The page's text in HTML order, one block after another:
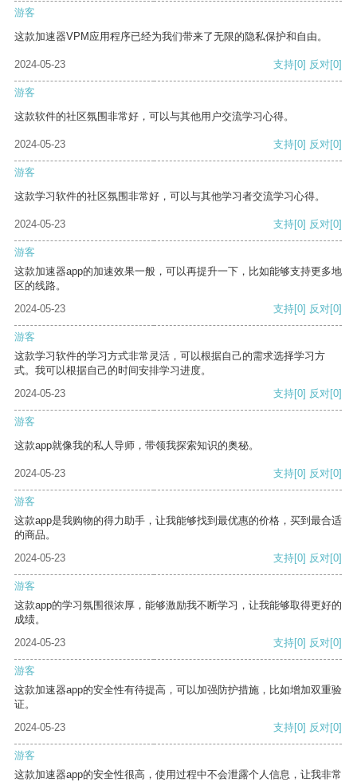
游客
这款加速器VPM应用程序已经为我们带来了无限的隐私保护和自由。
2024-05-23 支持[0] 反对[0]
游客
这款软件的社区氛围非常好，可以与其他用户交流学习心得。
2024-05-23 支持[0] 反对[0]
游客
这款学习软件的社区氛围非常好，可以与其他学习者交流学习心得。
2024-05-23 支持[0] 反对[0]
游客
这款加速器app的加速效果一般，可以再提升一下，比如能够支持更多地
区的线路。
2024-05-23
支持[0] 反对[0]
游客
这款学习软件的学习方式非常灵活，可以根据自己的需求选择学习方
式。我可以根据自己的时间安排学习进度。
2024-05-23
支持[0] 反对[0]
游客
这款app就像我的私人导师，带领我探索知识的奥秘。
2024-05-23 支持[0] 反对[0]
游客
这款app是我购物的得力助手，让我能够找到最优惠的价格，买到最合适
的商品。
2024-05-23
支持[0] 反对[0]
游客
这款app的学习氛围很浓厚，能够激励我不断学习，让我能够取得更好的
成绩。
2024-05-23
支持[0] 反对[0]
游客
这款加速器app的安全性有待提高，可以加强防护措施，比如增加双重验
证。
2024-05-23
支持[0] 反对[0]
游客
这款加速器app的安全性很高，使用过程中不会泄露个人信息，让我非常